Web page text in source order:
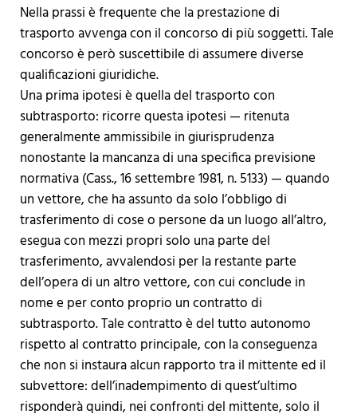
Nella prassi è frequente che la prestazione di
trasporto avvenga con il concorso di più soggetti. Tale
concorso è però suscettibile di assumere diverse
qualificazioni giuridiche.
Una prima ipotesi è quella del trasporto con
subtrasporto: ricorre questa ipotesi — ritenuta
generalmente ammissibile in giurisprudenza
nonostante la mancanza di una specifica previsione
normativa (Cass., 16 settembre 1981, n. 5133) — quando
un vettore, che ha assunto da solo l’obbligo di
trasferimento di cose o persone da un luogo all’altro,
esegua con mezzi propri solo una parte del
trasferimento, avvalendosi per la restante parte
dell’opera di un altro vettore, con cui conclude in
nome e per conto proprio un contratto di
subtrasporto. Tale contratto è del tutto autonomo
rispetto al contratto principale, con la conseguenza
che non si instaura alcun rapporto tra il mittente ed il
subvettore: dell’inadempimento di quest’ultimo
risponderà quindi, nei confronti del mittente, solo il